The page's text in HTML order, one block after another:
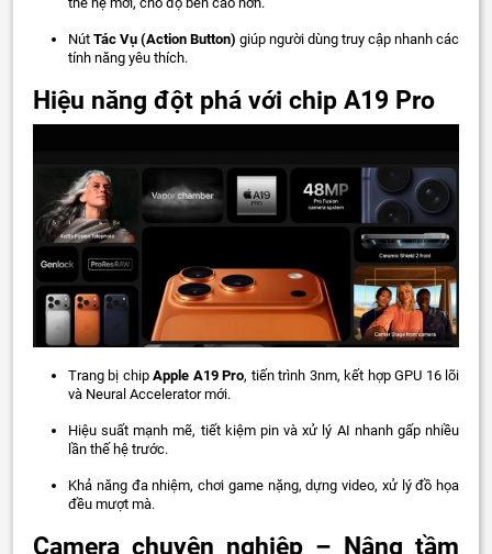
Nút Tác Vụ (Action Button) giúp người dùng truy cập nhanh các
tính năng yêu thích.
Hiệu năng đột phá với chip A19 Pro
Trang bị chipApple A19 Pro, tiến trình 3nm, kết hợp GPU 16 lõi
và Neural Accelerator mới.
Hiệu suất mạnh mẽ, tiết kiệm pin và xử lý AI nhanh gấp nhiều
lần thế hệ trước.
Khả năng đa nhiệm, chơi game nặng, dựng video, xử lý đồ họa
đều mượt mà.
Camera chuyên nghiệp – Nâng tầm